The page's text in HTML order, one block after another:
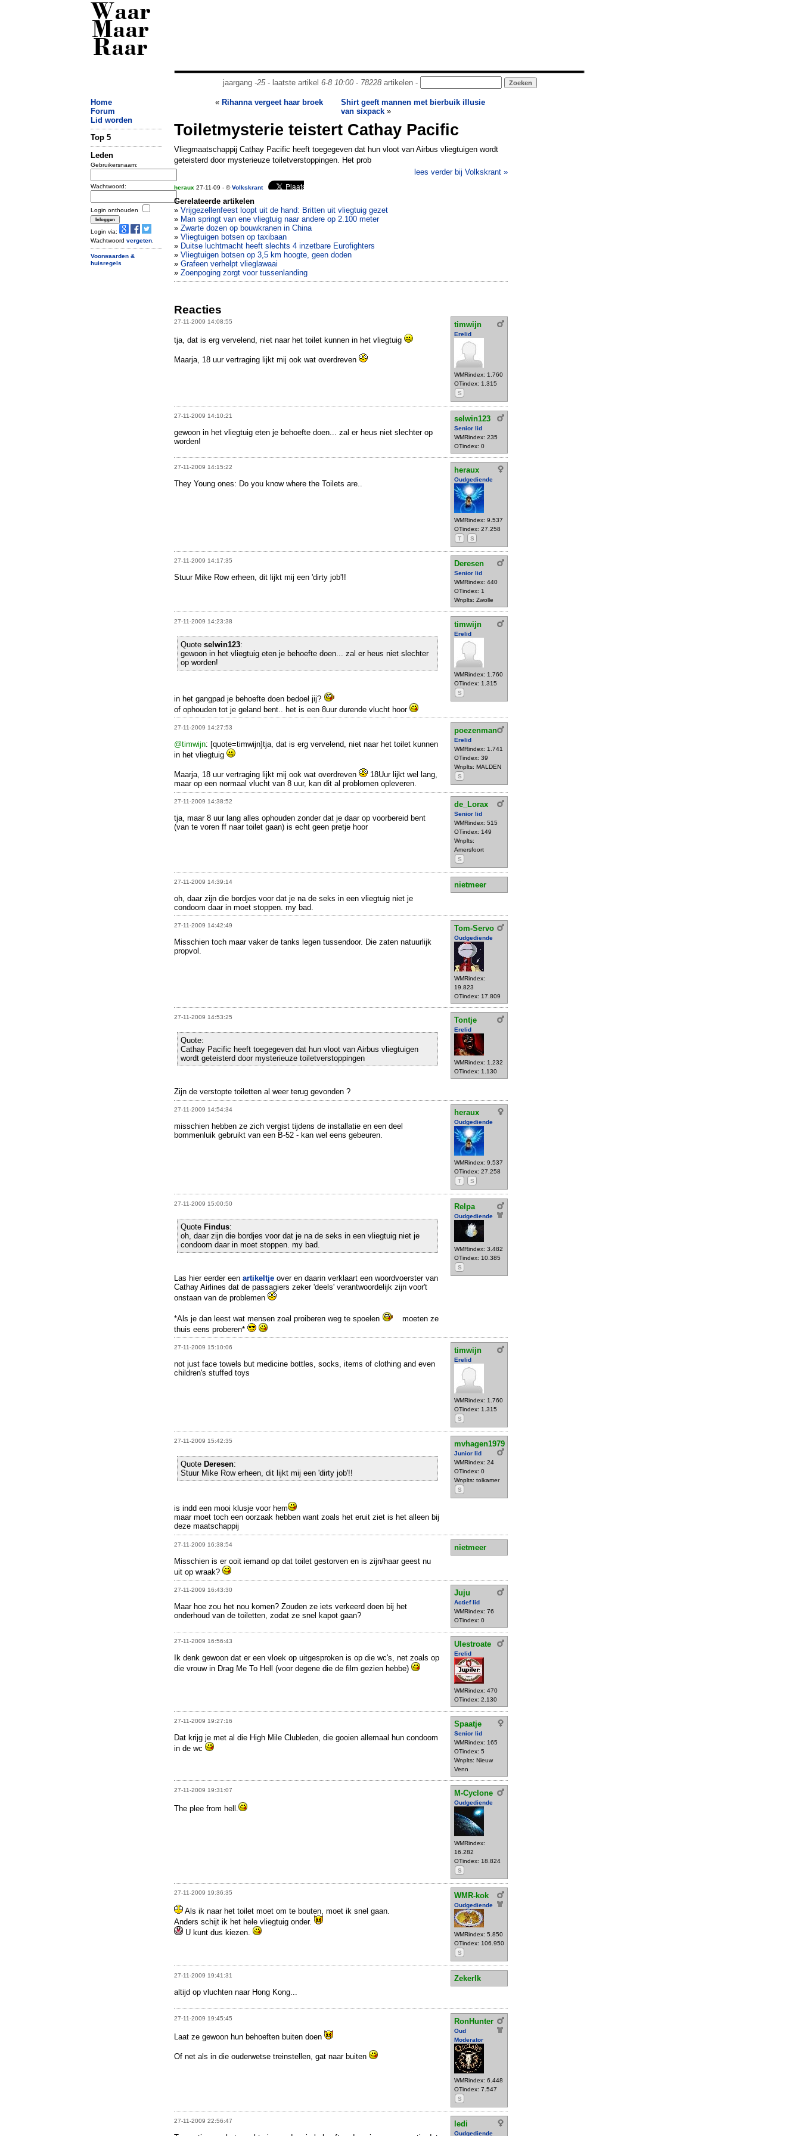
Waar
Maar
Raar
jaargang -25- laatste artikel 6-8 10:00- 78228artikelen -
Home
Forum
Lid worden
Top 5
Leden
Gebruikersnaam:
Wachtwoord:
Login onthouden
Login via:
Wachtwoord vergeten
Voorwaarden &
huisregels
« Rihanna vergeet haar broek
Shirt geeft mannen met bierbuik illusie
van sixpack »
Toiletmysterie teistert Cathay Pacific
Vliegmaatschappij Cathay Pacific heeft toegegeven dat hun vloot van Airbus vliegtuigen wordt
geteisterd door mysterieuze toiletverstoppingen. Het prob
lees verder bij Volkskrant »
heraux 27-11-09 - ©Volkskrant
Gerelateerde artikelen
» Vrijgezellenfeest loopt uit de hand: Britten uit vliegtuig gezet
» Man springt van ene vliegtuig naar andere op 2.100 meter
» Zwarte dozen op bouwkranen in China
» Vliegtuigen botsen op taxibaan
» Duitse luchtmacht heeft slechts 4 inzetbare Eurofighters
» Vliegtuigen botsen op 3,5 km hoogte, geen doden
» Grafeen verhelpt vlieglawaai
» Zoenpoging zorgt voor tussenlanding
Reacties
27-11-2009 14:08:55 timwijn
Erelid
WMRindex: 1.760
OTindex: 1.315
S
tja, dat is erg vervelend, niet naar het toilet kunnen in het vliegtuig
Maarja, 18 uur vertraging lijkt mij ook wat overdreven
27-11-2009 14:10:21 selwin123
Senior lid
WMRindex: 235
OTindex: 0
gewoon in het vliegtuig eten je behoefte doen... zal er heus niet slechter op
worden!
27-11-2009 14:15:22 heraux
Oudgediende
WMRindex: 9.537
OTindex: 27.258
T
S
They Young ones: Do you know where the Toilets are..
27-11-2009 14:17:35 Deresen
Senior lid
WMRindex: 440
OTindex: 1
Wnplts: Zwolle
Stuur Mike Row erheen, dit lijkt mij een 'dirty job'!!
27-11-2009 14:23:38 timwijn
Erelid
WMRindex: 1.760
OTindex: 1.315
S
Quote selwin123:
gewoon in het vliegtuig eten je behoefte doen... zal er heus niet slechter
op worden!
in het gangpad je behoefte doen bedoel jij?
of ophouden tot je geland bent.. het is een 8uur durende vlucht hoor
27-11-2009 14:27:53 poezenman
Erelid
WMRindex: 1.741
OTindex: 39
Wnplts: MALDEN
S
@timwijn: [quote=timwijn]tja, dat is erg vervelend, niet naar het toilet kunnen
in het vliegtuig
Maarja, 18 uur vertraging lijkt mij ook wat overdreven
18Uur lijkt wel lang,
maar op een normaal vlucht van 8 uur, kan dit al problomen opleveren.
27-11-2009 14:38:52 de_Lorax
Senior lid
WMRindex: 515
OTindex: 149
Wnplts:
Amersfoort
S
tja, maar 8 uur lang alles ophouden zonder dat je daar op voorbereid bent
(van te voren ff naar toilet gaan) is echt geen pretje hoor
27-11-2009 14:39:14
nietmeer
oh, daar zijn die bordjes voor dat je na de seks in een vliegtuig niet je
condoom daar in moet stoppen. my bad.
27-11-2009 14:42:49 Tom-Servo
Oudgediende
WMRindex:
19.823
OTindex: 17.809
Misschien toch maar vaker de tanks legen tussendoor. Die zaten natuurlijk
propvol.
27-11-2009 14:53:25 Tontje
Erelid
WMRindex: 1.232
OTindex: 1.130
Quote:
Cathay Pacific heeft toegegeven dat hun vloot van Airbus vliegtuigen
wordt geteisterd door mysterieuze toiletverstoppingen
Zijn de verstopte toiletten al weer terug gevonden ?
27-11-2009 14:54:34 heraux
Oudgediende
WMRindex: 9.537
OTindex: 27.258
T
S
misschien hebben ze zich vergist tijdens de installatie en een deel
bommenluik gebruikt van een B-52 - kan wel eens gebeuren.
27-11-2009 15:00:50 Relpa
Oudgediende
WMRindex: 3.482
OTindex: 10.385
S
Quote Findus:
oh, daar zijn die bordjes voor dat je na de seks in een vliegtuig niet je
condoom daar in moet stoppen. my bad.
Las hier eerder een artikeltje over en daarin verklaart een woordvoerster van
Cathay Airlines dat de passagiers zeker 'deels' verantwoordelijk zijn voor't
onstaan van de problemen
*Als je dan leest wat mensen zoal proiberen weg te spoelen
moeten ze
thuis eens proberen*
27-11-2009 15:10:06 timwijn
Erelid
WMRindex: 1.760
OTindex: 1.315
S
not just face towels but medicine bottles, socks, items of clothing and even
children's stuffed toys
27-11-2009 15:42:35 mvhagen1979
Junior lid
WMRindex: 24
OTindex: 0
Wnplts: tolkamer
S
Quote Deresen:
Stuur Mike Row erheen, dit lijkt mij een 'dirty job'!!
is indd een mooi klusje voor hem
maar moet toch een oorzaak hebben want zoals het eruit ziet is het alleen bij
deze maatschappij
27-11-2009 16:38:54
nietmeer
Misschien is er ooit iemand op dat toilet gestorven en is zijn/haar geest nu
uit op wraak?
27-11-2009 16:43:30 Juju
Actief lid
WMRindex: 76
OTindex: 0
Maar hoe zou het nou komen? Zouden ze iets verkeerd doen bij het
onderhoud van de toiletten, zodat ze snel kapot gaan?
27-11-2009 16:56:43 Ulestroate
Erelid
WMRindex: 470
OTindex: 2.130
Ik denk gewoon dat er een vloek op uitgesproken is op die wc's, net zoals op
die vrouw in Drag Me To Hell (voor degene die de film gezien hebbe)
27-11-2009 19:27:16 Spaatje
Senior lid
WMRindex: 165
OTindex: 5
Wnplts: Nieuw
Venn
Dat krijg je met al die High Mile Clubleden, die gooien allemaal hun condoom
in de wc
27-11-2009 19:31:07 M-Cyclone
Oudgediende
WMRindex:
16.282
OTindex: 18.824
S
The plee from hell.
27-11-2009 19:36:35 WMR-kok
Oudgediende
WMRindex: 5.850
OTindex: 106.950
S
Als ik naar het toilet moet om te bouten, moet ik snel gaan.
Anders schijt ik het hele vliegtuig onder.
U kunt dus kiezen.
27-11-2009 19:41:31
ZekerIk
altijd op vluchten naar Hong Kong...
27-11-2009 19:45:45 RonHunter
Oud
Moderator
WMRindex: 6.448
OTindex: 7.547
S
Laat ze gewoon hun behoeften buiten doen
Of net als in die ouderwetse treinstellen, gat naar buiten
27-11-2009 22:56:47 ledi
Oudgediende